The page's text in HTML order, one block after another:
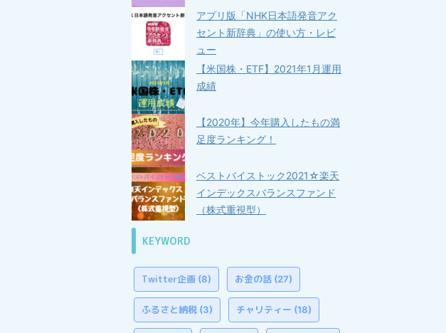
アプリ版「NHK日本語発音アク
セント新辞典」の使い方・レビ
ュー
【米国株・ETF】2021年1月運用
成績
【2020年】今年購入したもの満
足度ランキング！
ベストバイストック2021☆楽天
インデックスバランスファンド
（株式重視型）
KEYWORD
Twitter企画 (8) お金の話 (27)
ふるさと納税 (3) チャリティー (18)